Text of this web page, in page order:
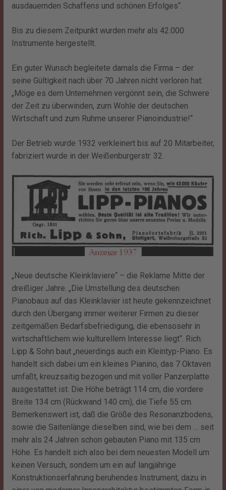
ausdauernden Schaffens und schönen Erfolges“.
Bis zu diesem Zeitpunkt wurden mehr als 42.000
Instrumente hergestellt.
Ein guter Wunsch begleitete damals die Firma – der
seine Gültigkeit nach über 70 Jahren nicht verloren hat:
„Möge es dem Unternehmen vergönnt sein, die Schwere
der Zeit zu überwinden, zum Wohle der deutschen
Wirtschaft und zum Ruhme unserer Pianoindustrie!“
Der Betrieb wurde 1932 verkleinert bis auf 20 Mitarbeiter,
fabriziert wurde in der Weißenburgerstr. 32.
„Neue deutsche Kleinklaviere“ – die Reklame Mitte der
dreißiger Jahre. „Die Umstellung des deutschen
Pianobaus auf das Kleinklavier ist heute gekennzeichnet
durch den Übergang immer weiterer Firmen zu dieser
zeitgemäßen Bedarfsbefriedigung, die ebensosehr in
wirtschaftlichem wie kulturellem Interesse liegt“. Rich.
Lipp & Sohn baut „neuerdings auch ein Kleintyp-Piano. Es
handelt sich dabei um ein kleines Pianino, das 7 Oktaven
umfaßt, kreuzsaitig bezogen und mit voller Panzerplatte
ausgestattet ist. Die Höhe beträgt 114 cm, die vordere
Breite 134 cm (Rückwand 140 cm), die Tiefe 55 cm.
Bemerkenswert ist, daß die Größe des Resonanzbodens,
sowie die Saitenlänge dieselben sind, wie bei dem … seit
mehr als 24 Jahren schon gebauten Piano mit 135 cm
Höhe. Es handelt sich also bei dem neuesten Modell um
keinen Versuch, sondern um ein auf langjährige
Konstruktionserfahrung beruhendes Instrument, dazu in